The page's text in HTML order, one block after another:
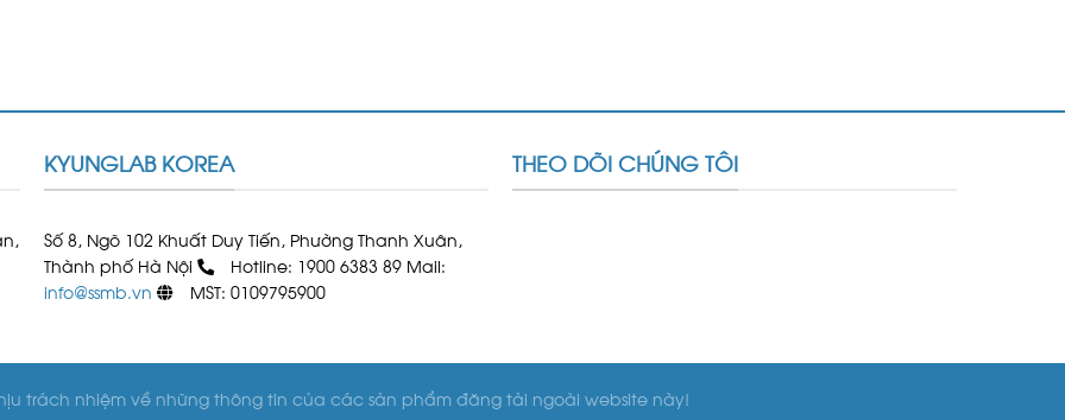
KYUNGLAB KOREA
Số 8, Ngõ 102 Khuất Duy Tiến, Phường Thanh Xuân,
Thành phố Hà Nội
Hotline: 1900 6383 89 Mail:
info@ssmb.vn
MST: 0109795900
THEO DÕI CHÚNG TÔI
trách nhiệm về những thông tin của các sản phẩm đăng tải ngoài website này!